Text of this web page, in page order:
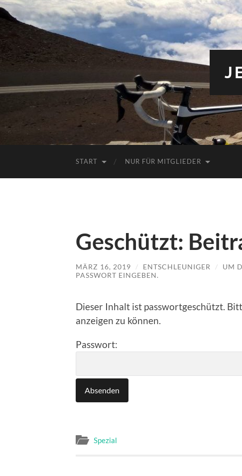
START NUR FÜR MITGLIEDER
Geschützt:
MÄRZ 16, 2019 / ENTSCHLEUNIGER /
UM
PASSWORT EINGEBEN.
Dieser Inhalt ist passwortgeschützt.
anzeigen zu können.
Passwort:
Spezial